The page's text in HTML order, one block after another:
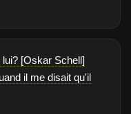
[Oskar Schell]
il me disait qu'il